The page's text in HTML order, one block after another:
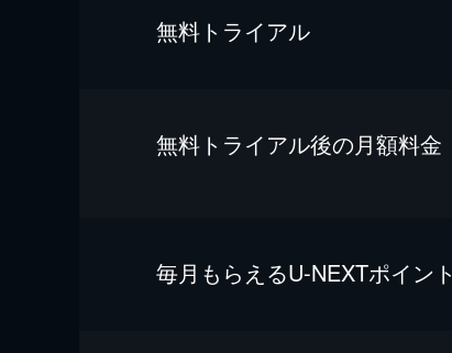
無料トライアル
無料トライアル後の⽉額料金
毎⽉もらえるU-NEXTポイント